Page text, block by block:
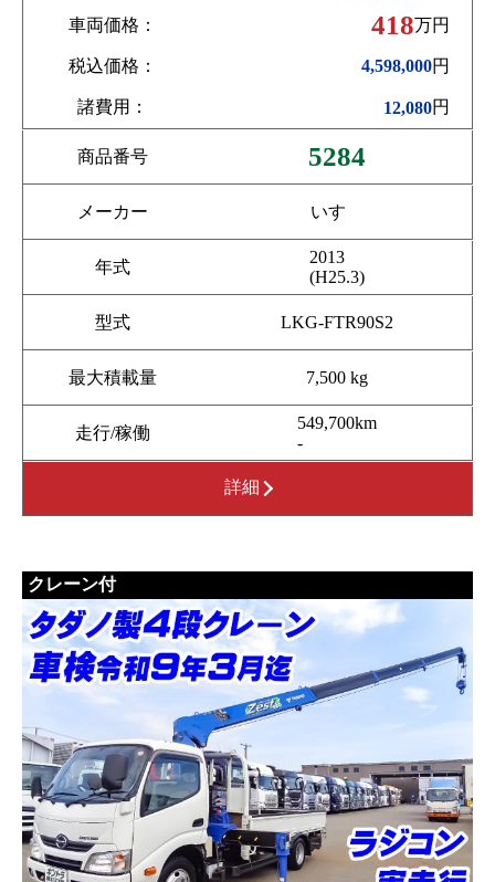
車両価格： 418万円
税込価格： 4,598,000円
諸費用： 12,080円
商品番号 5284
メーカー いすゞ
年式
2013
(H25.3)
型式 LKG-FTR90S2
最大積載量 7,500 kg
走行/稼働
549,700km
-
詳細
クレーン付